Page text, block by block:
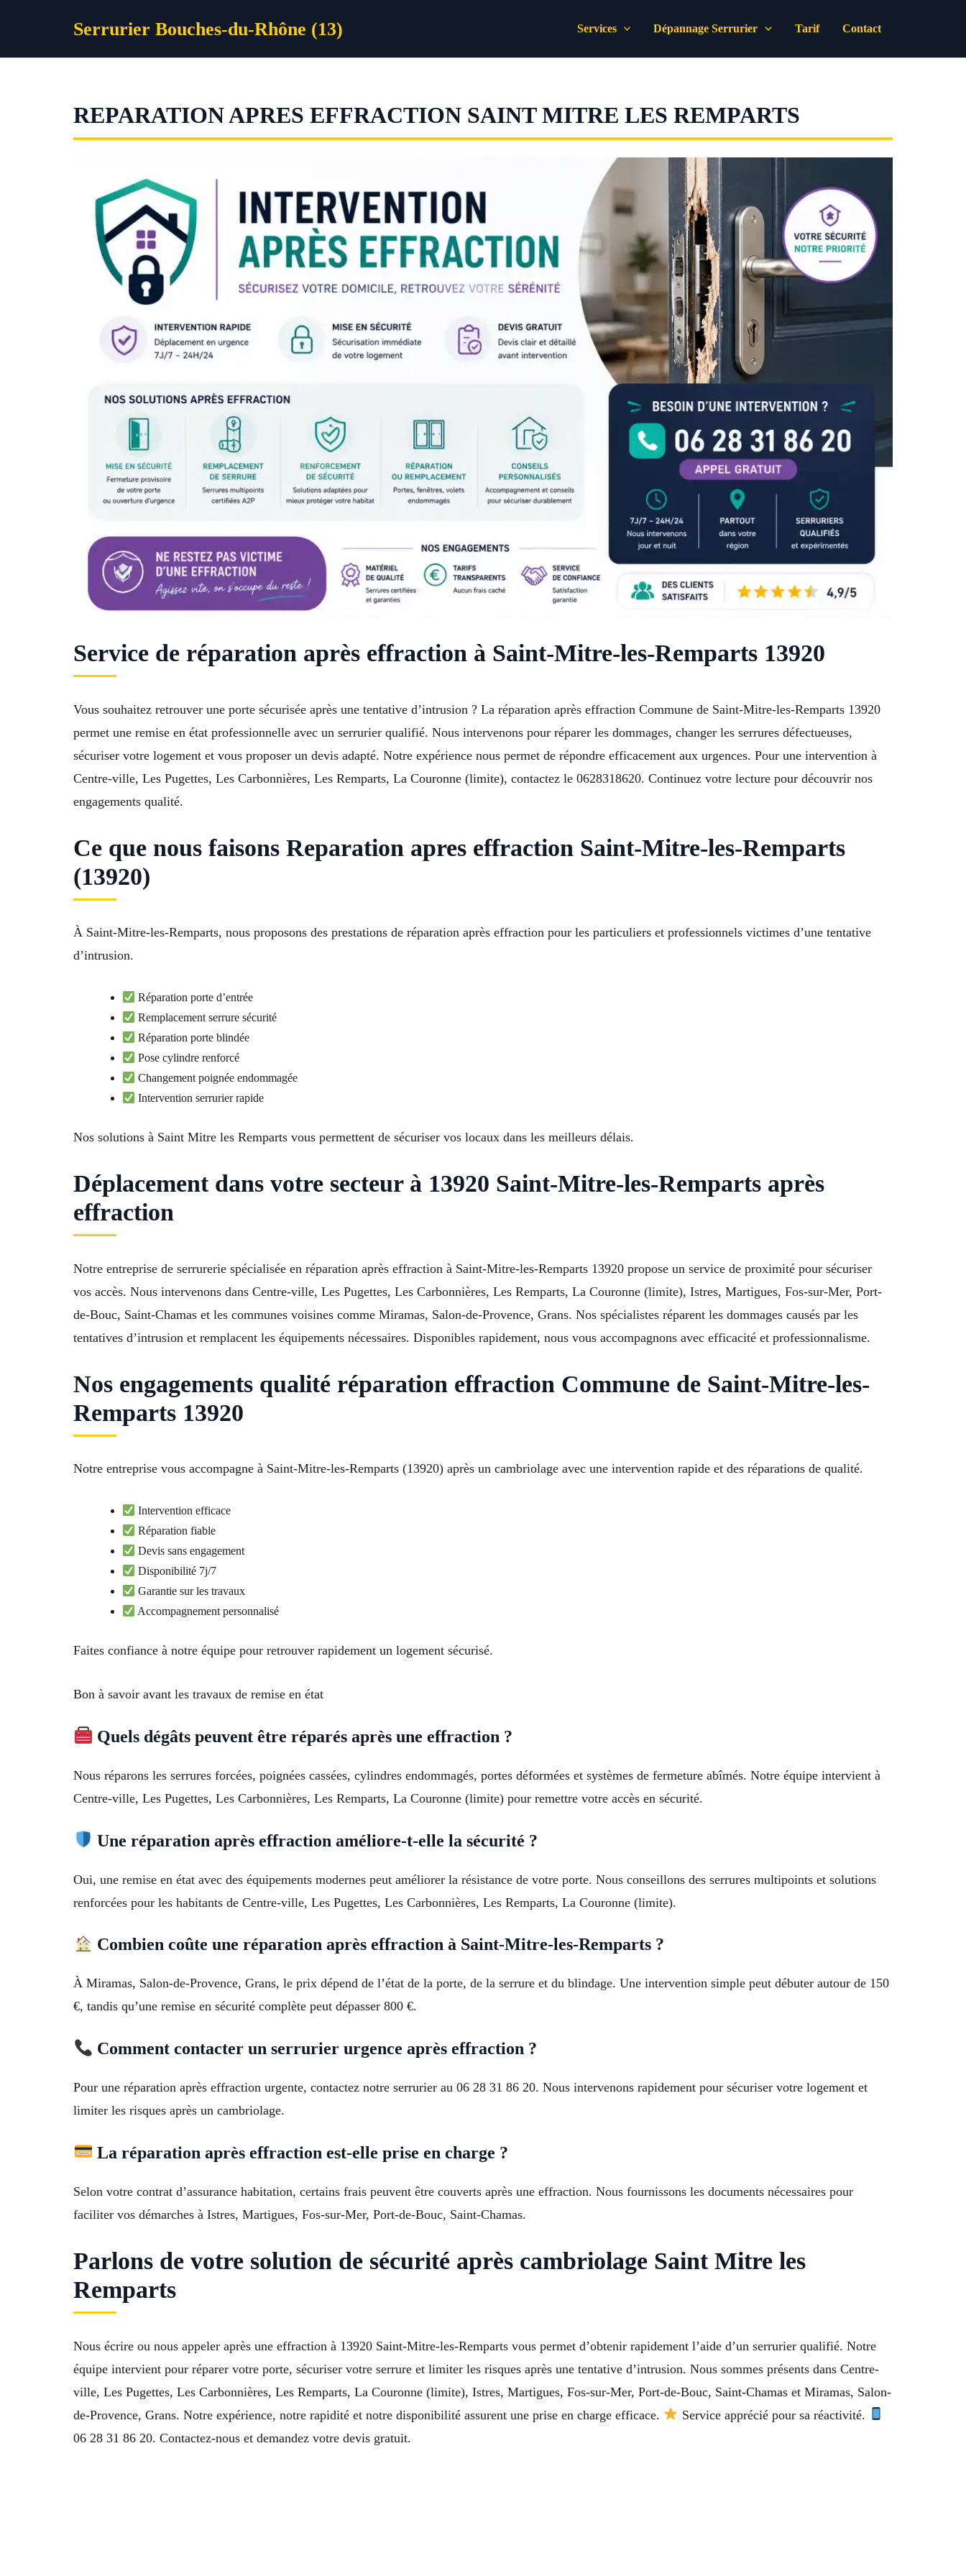
Serrurier Bouches-du-Rhône (13) Services Dépannage Serrurier Tarif Contact
REPARATION APRES EFFRACTION SAINT MITRE LES REMPARTS
Service de réparation après effraction à Saint-Mitre-les-Remparts 13920
Vous souhaitez retrouver une porte sécurisée après une tentative d’intrusion ? La réparation après effraction Commune de Saint-Mitre-les-Remparts 13920
permet une remise en état professionnelle avec un serrurier qualifié. Nous intervenons pour réparer les dommages, changer les serrures défectueuses,
sécuriser votre logement et vous proposer un devis adapté. Notre expérience nous permet de répondre efficacement aux urgences. Pour une intervention à
Centre-ville, Les Pugettes, Les Carbonnières, Les Remparts, La Couronne (limite), contactez le 0628318620. Continuez votre lecture pour découvrir nos
engagements qualité.
Ce que nous faisons Reparation apres effraction Saint-Mitre-les-Remparts
(13920)
À Saint-Mitre-les-Remparts, nous proposons des prestations de réparation après effraction pour les particuliers et professionnels victimes d’une tentative
d’intrusion.
Réparation porte d’entrée
Remplacement serrure sécurité
Réparation porte blindée
Pose cylindre renforcé
Changement poignée endommagée
Intervention serrurier rapide
Nos solutions à Saint Mitre les Remparts vous permettent de sécuriser vos locaux dans les meilleurs délais.
Déplacement dans votre secteur à 13920 Saint-Mitre-les-Remparts après
effraction
Notre entreprise de serrurerie spécialisée en réparation après effraction à Saint-Mitre-les-Remparts 13920 propose un service de proximité pour sécuriser
vos accès. Nous intervenons dans Centre-ville, Les Pugettes, Les Carbonnières, Les Remparts, La Couronne (limite), Istres, Martigues, Fos-sur-Mer, Port-
de-Bouc, Saint-Chamas et les communes voisines comme Miramas, Salon-de-Provence, Grans. Nos spécialistes réparent les dommages causés par les
tentatives d’intrusion et remplacent les équipements nécessaires. Disponibles rapidement, nous vous accompagnons avec efficacité et professionnalisme.
Nos engagements qualité réparation effraction Commune de Saint-Mitre-les-
Remparts 13920
Notre entreprise vous accompagne à Saint-Mitre-les-Remparts (13920) après un cambriolage avec une intervention rapide et des réparations de qualité.
Intervention efficace
Réparation fiable
Devis sans engagement
Disponibilité 7j/7
Garantie sur les travaux
Accompagnement personnalisé
Faites confiance à notre équipe pour retrouver rapidement un logement sécurisé.
Bon à savoir avant les travaux de remise en état
Quels dégâts peuvent être réparés après une effraction ?
Nous réparons les serrures forcées, poignées cassées, cylindres endommagés, portes déformées et systèmes de fermeture abîmés. Notre équipe intervient à
Centre-ville, Les Pugettes, Les Carbonnières, Les Remparts, La Couronne (limite) pour remettre votre accès en sécurité.
Une réparation après effraction améliore-t-elle la sécurité ?
Oui, une remise en état avec des équipements modernes peut améliorer la résistance de votre porte. Nous conseillons des serrures multipoints et solutions
renforcées pour les habitants de Centre-ville, Les Pugettes, Les Carbonnières, Les Remparts, La Couronne (limite).
Combien coûte une réparation après effraction à Saint-Mitre-les-Remparts ?
À Miramas, Salon-de-Provence, Grans, le prix dépend de l’état de la porte, de la serrure et du blindage. Une intervention simple peut débuter autour de 150
€, tandis qu’une remise en sécurité complète peut dépasser 800 €.
Comment contacter un serrurier urgence après effraction ?
Pour une réparation après effraction urgente, contactez notre serrurier au 06 28 31 86 20. Nous intervenons rapidement pour sécuriser votre logement et
limiter les risques après un cambriolage.
La réparation après effraction est-elle prise en charge ?
Selon votre contrat d’assurance habitation, certains frais peuvent être couverts après une effraction. Nous fournissons les documents nécessaires pour
faciliter vos démarches à Istres, Martigues, Fos-sur-Mer, Port-de-Bouc, Saint-Chamas.
Parlons de votre solution de sécurité après cambriolage Saint Mitre les
Remparts
Nous écrire ou nous appeler après une effraction à 13920 Saint-Mitre-les-Remparts vous permet d’obtenir rapidement l’aide d’un serrurier qualifié. Notre
équipe intervient pour réparer votre porte, sécuriser votre serrure et limiter les risques après une tentative d’intrusion. Nous sommes présents dans Centre-
ville, Les Pugettes, Les Carbonnières, Les Remparts, La Couronne (limite), Istres, Martigues, Fos-sur-Mer, Port-de-Bouc, Saint-Chamas et Miramas, Salon-
de-Provence, Grans. Notre expérience, notre rapidité et notre disponibilité assurent une prise en charge efficace.
Service apprécié pour sa réactivité.
06 28 31 86 20. Contactez-nous et demandez votre devis gratuit.